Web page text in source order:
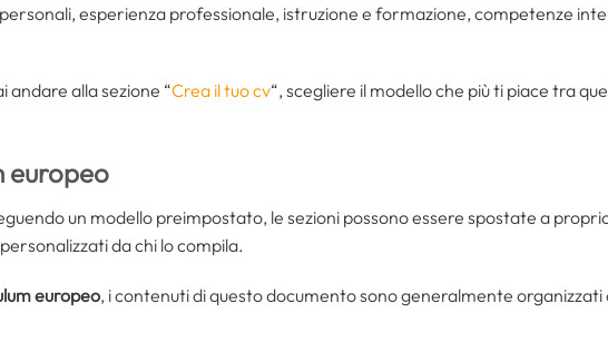
esperienza professionale, istruzione e formazione, competenze
alla sezione “Crea il tuo cv“, scegliere il modello che più ti piace tra
europeo
un modello preimpostato, le sezioni possono essere spostate a
da chi lo compila.
europeo, i contenuti di questo documento sono generalmente organizzati